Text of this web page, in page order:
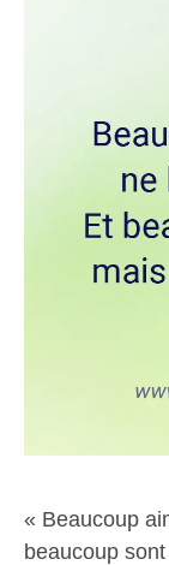
« Beaucoup
beaucoup